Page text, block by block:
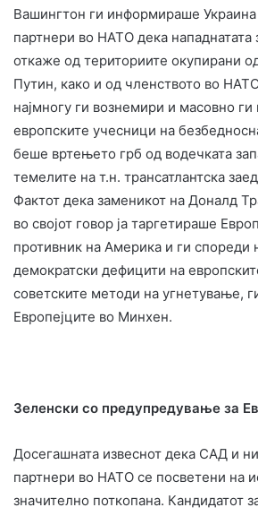
Вашингтон ги информираше Украина
партнери во НАТО дека нападнатата
откаже од териториите окупирани
Путин, како и од членството во
најмногу ги вознемири и масовно
европските учесници на
беше вртењето грб од водечката
темелите на т.н. трансатлантска
Фактот дека заменикот на Доналд
во својот говор ја таргетираше
противник на Америка и ги спореди
демократски дефицити на
советските методи на угнетување,
Европејците во Минхен.
Зеленски со предупредување за
Досегашната извеснот дека САД и
партнери во НАТО се посветени на
значително поткопана. Кандидатот